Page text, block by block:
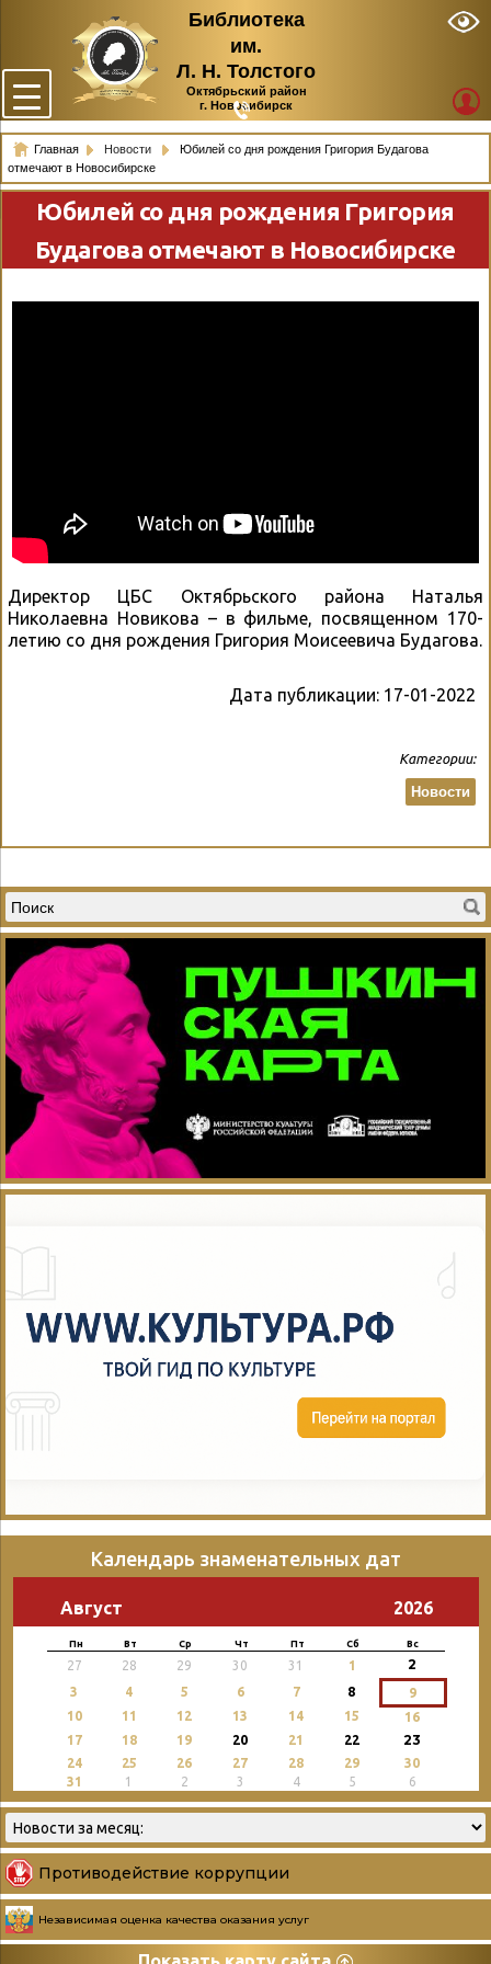
Библиотека
им.
Л. Н. Толстого
Октябрьский район
г. Новосибирск
Главная Новости
Юбилей со дня рождения Григория Будагова
отмечают в Новосибирске
Юбилей со дня рождения Григория
Будагова отмечают в Новосибирске
Директор ЦБС Октябрьского района Наталья
Николаевна Новикова – в фильме, посвященном 170-
летию со дня рождения Григория Моисеевича Будагова.
Дата публикации: 17-01-2022
Категории:
Новости
Календарь знаменательных дат
Август 2026
Пн Вт Ср Чт Пт Сб Вс
27 28 29 30 31 1 2
3 4 5 6 7 8
9
10
11 12 13 14 15
16
17
18 19 20 21 22 23
24 25 26 27 28 29
30
31
1 2 3 4 5 6
Противодействие коррупции
Независимая оценка качества оказания услуг